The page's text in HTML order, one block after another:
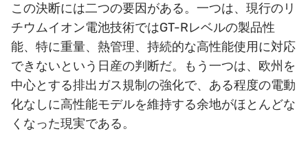
この決断には二つの要因がある。一つは、現行のリ
チウムイオン電池技術ではGT-Rレベルの製品性
能、特に重量、熱管理、持続的な高性能使用に対応
できないという日産の判断だ。もう一つは、欧州を
中心とする排出ガス規制の強化で、ある程度の電動
化なしに高性能モデルを維持する余地がほとんどな
くなった現実である。